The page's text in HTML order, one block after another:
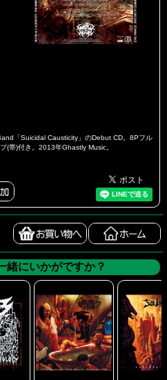
「Suicidal Causticity」のDebut CD。8Pフル
(帯)付き。2013年Ghastly Music。
緒にいかがですか？